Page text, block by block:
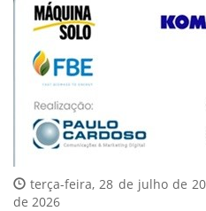
terça-feira, 28 de julho de
de 2026